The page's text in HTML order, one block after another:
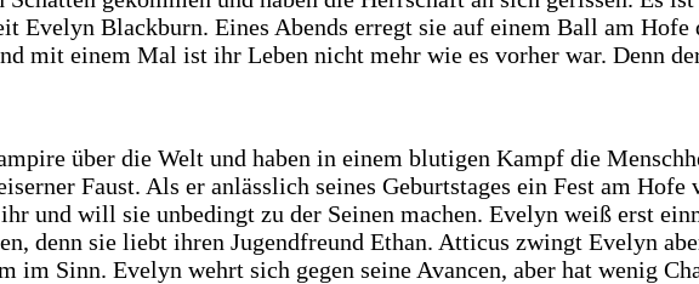
Evelyn Blackburn. Eines Abends erregt sie auf einem Ball am
mit einem Mal ist ihr Leben nicht mehr wie es vorher war. Denn
über die Welt und haben in einem blutigen Kampf die
Faust. Als er anlässlich seines Geburtstages ein Fest am
und will sie unbedingt zu der Seinen machen. Evelyn weiß erst
denn sie liebt ihren Jugendfreund Ethan. Atticus zwingt Evelyn
im Sinn. Evelyn wehrt sich gegen seine Avancen, aber hat wenig